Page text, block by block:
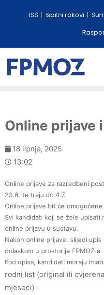
ISS Ispitni rokovi
Online prijave
18 lipnja, 2025
13:02
Online prijave za razredbeni
23.6. te traju do 4.7.
Online prijave bit će
Svi kandidati koji se žele upisati
online prijavu u sustavu.
Nakon online prijave, slijedi upis
dolaskom u prostorije FPMOZ-a.
Kod upisa, kandidati moraju
rodni list (original ili
mjeseci)